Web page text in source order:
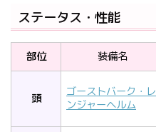
ステータス・性能
部位 装備名
頭
ゴーストバーク・レ
ンジャーヘルム